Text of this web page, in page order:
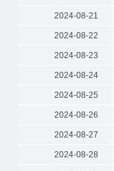
2024-08-21
2024-08-22
2024-08-23
2024-08-24
2024-08-25
2024-08-26
2024-08-27
2024-08-28